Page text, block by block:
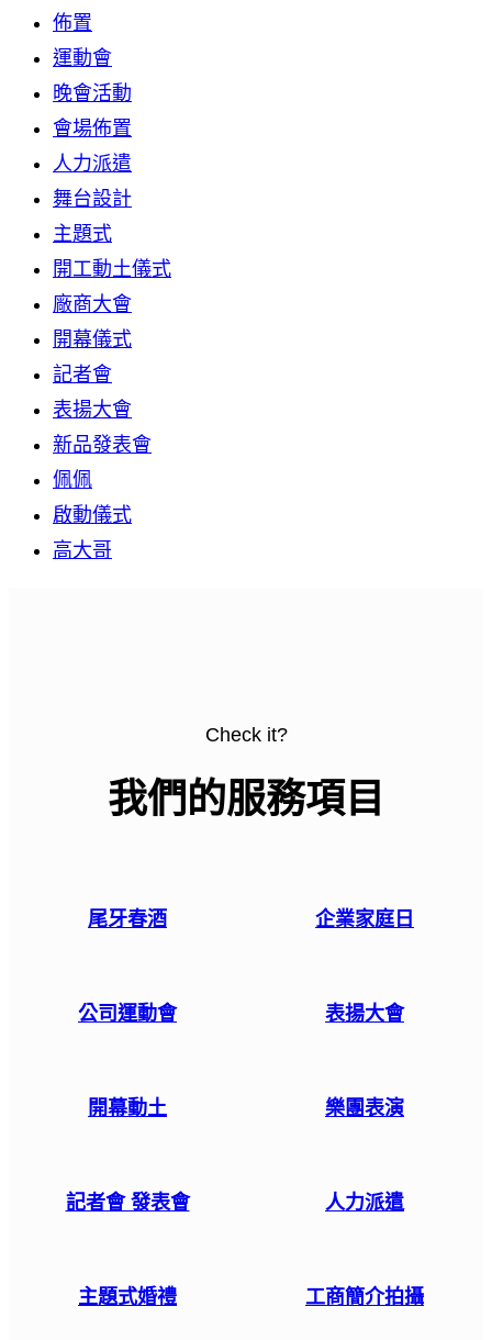
佈置
運動會
晚會活動
會場佈置
人力派遣
舞台設計
主題式
開工動土儀式
廠商大會
開幕儀式
記者會
表揚大會
新品發表會
佩佩
啟動儀式
高大哥
Check it?
我們的服務項目
尾牙春酒 企業家庭日
公司運動會 表揚大會
開幕動土 樂團表演
記者會 發表會 人力派遣
主題式婚禮 工商簡介拍攝